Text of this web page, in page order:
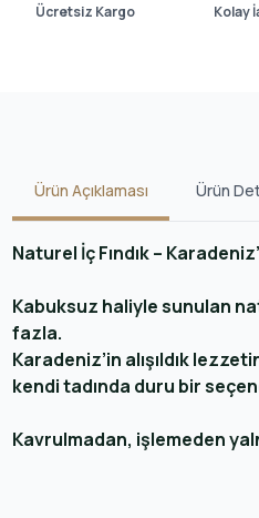
Ücretsiz Kargo Kolay
Ürün Açıklaması Ürün
Naturel İç Fındık –
Kabuksuz haliyle sunulan
fazla.
Karadeniz’in alışıldık
kendi tadında duru bir
Kavrulmadan, işlemeden